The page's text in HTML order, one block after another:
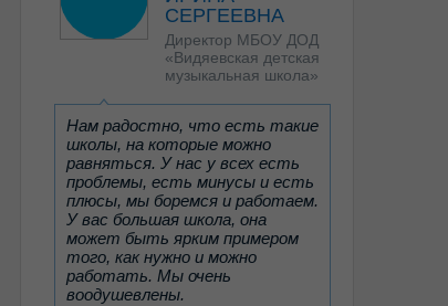
СЕРГЕЕВНА
Директор МБОУ ДОД
«Видяевская детская
музыкальная школа»
Нам радостно, что есть такие
школы, на которые можно
равняться. У нас у всех есть
проблемы, есть минусы и есть
плюсы, мы боремся и работаем.
У вас большая школа, она
может быть ярким примером
того, как нужно и можно
работать. Мы очень
воодушевлены.